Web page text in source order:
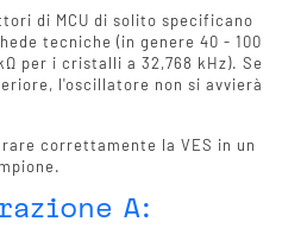
di MCU di solito specificano
tecniche (in genere 40 - 100
per i cristalli a 32,768 kHz). Se
l'oscillatore non si avvierà
correttamente la VES in un
A: